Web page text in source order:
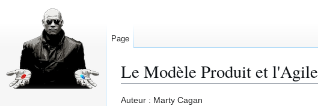
Le Modèle Produit et l'Agile
Aller
Aller
Auteur : Marty Cagan
Page